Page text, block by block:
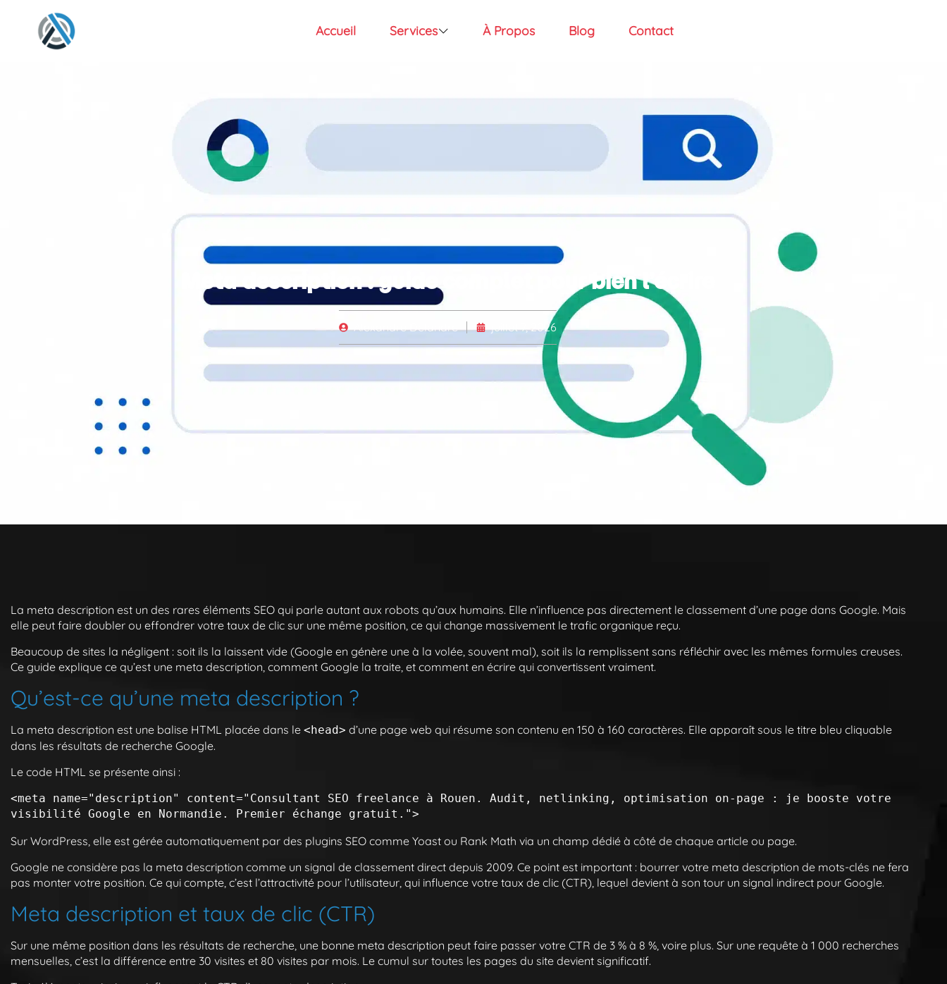
Accueil Services À Propos Blog Contact
Meta description : guide complet pour bien l’écrire
Alexandre Delandre juillet 7, 2026
La meta description est un des rares éléments SEO qui parle autant aux robots qu’aux humains. Elle n’influence pas directement le classement d’une page dans Google. Mais
elle peut faire doubler ou effondrer votre taux de clic sur une même position, ce qui change massivement le trafic organique reçu.
Beaucoup de sites la négligent : soit ils la laissent vide (Google en génère une à la volée, souvent mal), soit ils la remplissent sans réfléchir avec les mêmes formules creuses.
Ce guide explique ce qu’est une meta description, comment Google la traite, et comment en écrire qui convertissent vraiment.
Qu’est-ce qu’une meta description ?
La meta description est une balise HTML placée dans le <head> d’une page web qui résume son contenu en 150 à 160 caractères. Elle apparaît sous le titre bleu cliquable
dans les résultats de recherche Google.
Le code HTML se présente ainsi :
<meta name="description" content="Consultant SEO freelance à Rouen. Audit, netlinking, optimisation on-page : je booste votre
Sur WordPress, elle est gérée automatiquement par des plugins SEO comme Yoast ou Rank Math via un champ dédié à côté de chaque article ou page.
Google ne considère pas la meta description comme un signal de classement direct depuis 2009. Ce point est important : bourrer votre meta description de mots-clés ne fera
pas monter votre position. Ce qui compte, c’est l’attractivité pour l’utilisateur, qui influence votre taux de clic (CTR), lequel devient à son tour un signal indirect pour Google.
Meta description et taux de clic (CTR)
Sur une même position dans les résultats de recherche, une bonne meta description peut faire passer votre CTR de 3 % à 8 %, voire plus. Sur une requête à 1 000 recherches
mensuelles, c’est la différence entre 30 visites et 80 visites par mois. Le cumul sur toutes les pages du site devient significatif.